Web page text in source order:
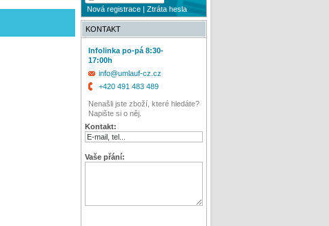
Nová registrace | Ztráta hesla
KONTAKT
Infolinka po-pá 8:30-
17:00h
info@umlauf-cz.cz
+420 491 483 489
Nenašli jste zboží, které hledáte?
Napište si o něj.
Kontakt:
Vaše přání: